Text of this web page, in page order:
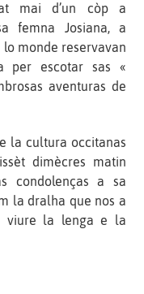
mai d’un còp a
femna Josiana, a
lo monde reservavan
per escotar sas «
aventuras de
la cultura occitanas
dimècres matin
condolenças a sa
la dralha que nos a
viure la lenga e la